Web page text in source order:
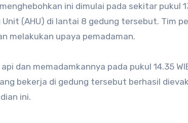
ini dimulai pada sekitar pukul
(AHU) di lantai 8 gedung tersebut. Tim
melakukan upaya pemadaman.
dan memadamkannya pada pukul 14.35
bekerja di gedung tersebut berhasil
ini.